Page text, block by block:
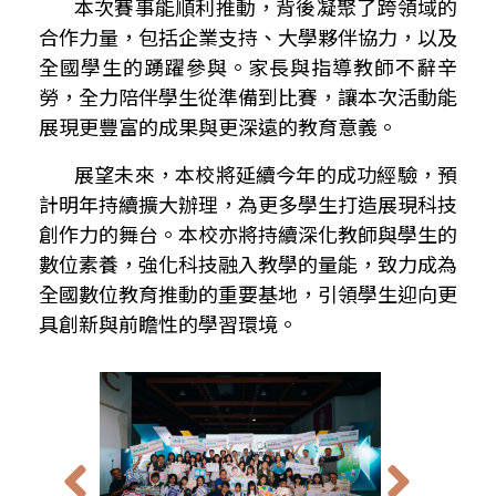
本次賽事能順利推動，背後凝聚了跨領域的
合作力量，包括企業支持、大學夥伴協力，以及
全國學生的踴躍參與。家長與指導教師不辭辛
勞，全力陪伴學生從準備到比賽，讓本次活動能
展現更豐富的成果與更深遠的教育意義。
展望未來，本校將延續今年的成功經驗，預
計明年持續擴大辦理，為更多學生打造展現科技
創作力的舞台。本校亦將持續深化教師與學生的
數位素養，強化科技融入教學的量能，致力成為
全國數位教育推動的重要基地，引領學生迎向更
具創新與前瞻性的學習環境。